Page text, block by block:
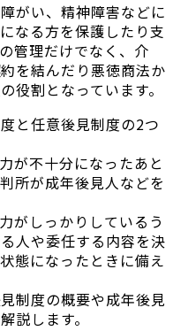
がい、精神障害などに
なる方を保護したり支
管理だけでなく、介
を結んだり悪徳商法か
役割となっています。
と任意後見制度の2つ
が不十分になったあと
所が成年後見人などを
がしっかりしているう
人や委任する内容を決
態になったときに備え
制度の概要や成年後見
説します。